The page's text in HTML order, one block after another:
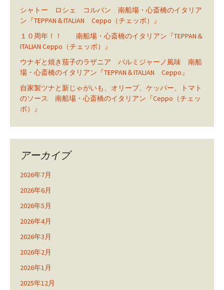
シャトー ロシェ コルバン 南船場・心斎橋のイタリア
ン『TEPPAN＆ITALIAN Ceppo（チェッポ）』
１０周年！！ 南船場・心斎橋のイタリアン『TEPPAN＆
ITALIAN Ceppo（チェッポ）』
ウナギと焼き茄子のラザニア パルミジャーノ風味 南船
場・心斎橋のイタリアン『TEPPAN＆ITALIAN Ceppo』
自家製ツナと新じゃがいも、オリーブ、ケッパー、トマト
のソース 南船場・心斎橋のイタリアン『Ceppo（チェッ
ポ）』
アーカイブ
2026年7月
2026年6月
2026年5月
2026年4月
2026年3月
2026年2月
2026年1月
2025年12月